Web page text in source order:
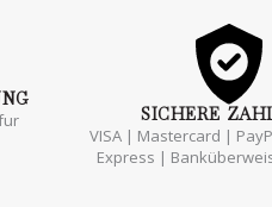
SICHERE
VISA | Mastercard |
Express |